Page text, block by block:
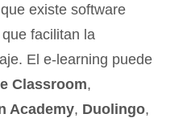
existe software
facilitan la
El e-learning puede
Classroom,
Academy, Duolingo,